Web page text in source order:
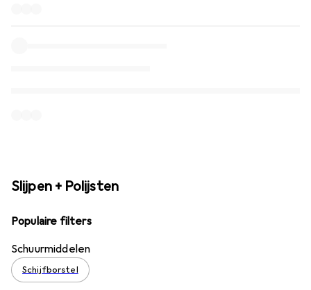
Slijpen + Polijsten
Populaire filters
Schuurmiddelen
Schijfborstel